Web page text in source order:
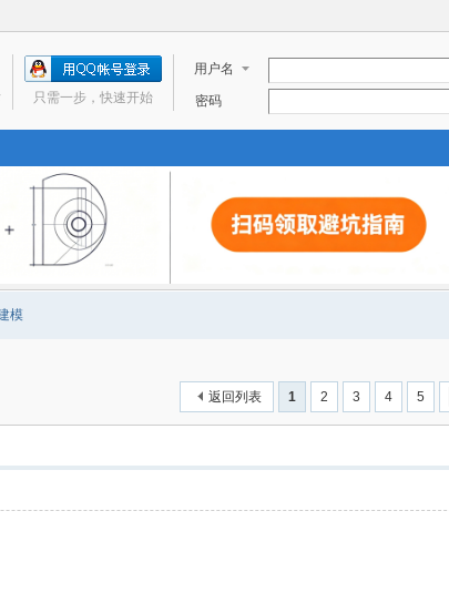
用户名
密码
只需一步，快速开始
模
1 2 3 4 5
返回列表